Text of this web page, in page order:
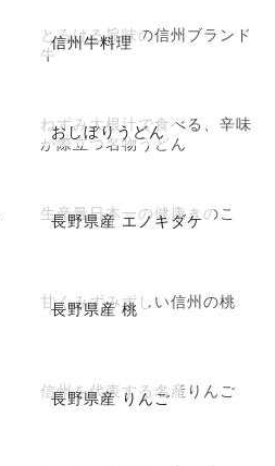
信州牛料理
とろける旨味の信州ブランド
牛
おしぼりうどん
ねずみ大根汁で食べる、辛味
が際立つ名物うどん
長野県産 エノキダケ
生産量日本一の健康きのこ
長野県産 桃
甘くみずみずしい信州の桃
長野県産 りんご
信州を代表する名産りんご